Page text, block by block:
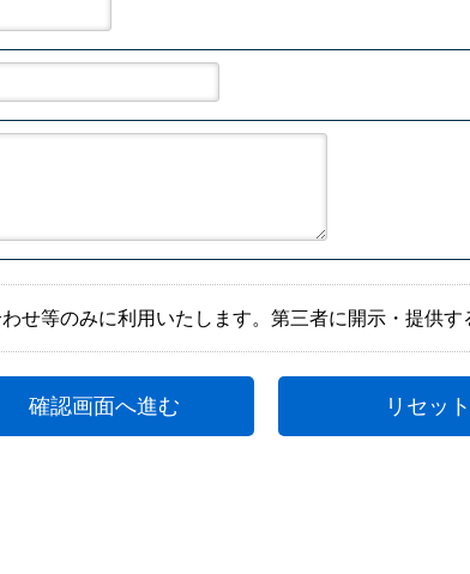
せ等のみに利用いたします。第三者に開示・提供す
確認画面へ進む リセット